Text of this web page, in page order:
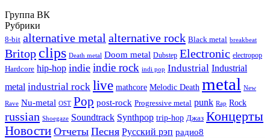
Группа ВК
Рубрики
8-bit alternative metal alternative rock Black metal breakbeat
Britop clips Death metal Doom metal Dubstep Electronic electropop
Hardcore hip-hop indie indie rock indi pop Industrial Industrial
metal industrial rock live mathcore Melodic Death metal New
Rave Nu-metal OST Pop post-rock Progressive metal punk Rap Rock
russian Shoegaze Soundtrack Synthpop trip-hop Джаз Концерты
Новости Отчеты Песня Русский рэп радио8